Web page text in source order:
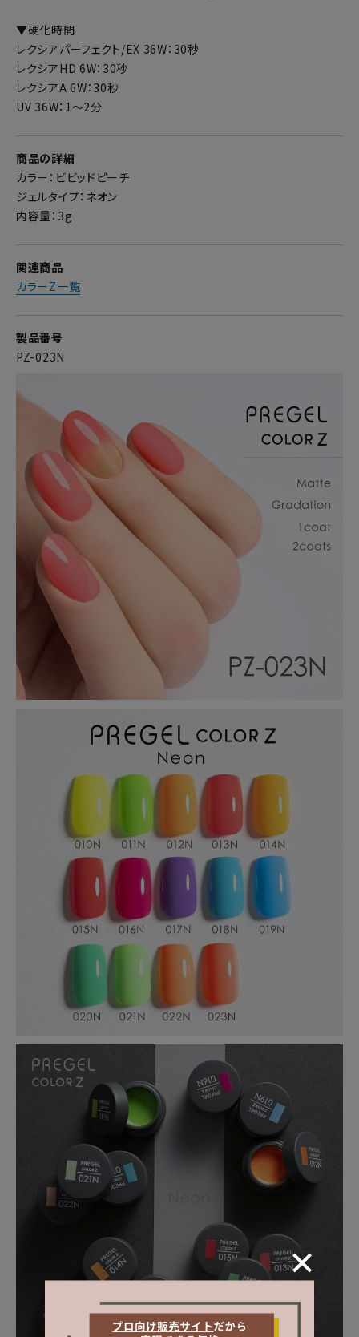
▼硬化時間
レクシアパーフェクト/EX 36W：30秒
レクシアHD 6W：30秒
レクシアA 6W：30秒
UV 36W：1～2分
商品の詳細
カラー：ビビッドピーチ
ジェルタイプ：ネオン
内容量：3g
関連商品
カラーZ一覧
製品番号
PZ-023N